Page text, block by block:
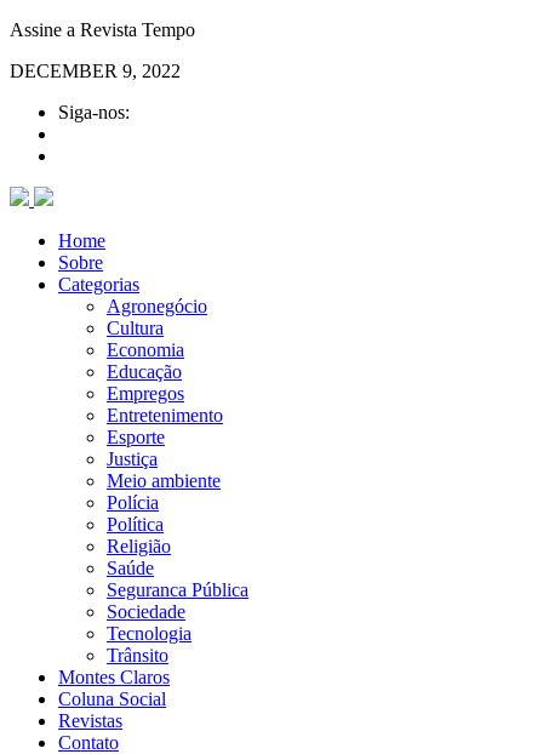
Assine a Revista Tempo
DECEMBER 9, 2022
Siga-nos:
Home
Sobre
Categorias
Agronegócio
Cultura
Economia
Educação
Empregos
Entretenimento
Esporte
Justiça
Meio ambiente
Polícia
Política
Religião
Saúde
Seguranca Pública
Sociedade
Tecnologia
Trânsito
Montes Claros
Coluna Social
Revistas
Contato